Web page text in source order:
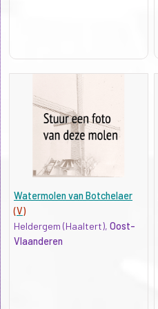
Watermolen van Botchelaer
(V)
Heldergem (Haaltert), Oost-
Vlaanderen